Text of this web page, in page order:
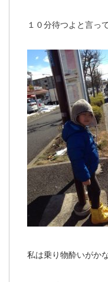
１０分待つよと言っ
私は乗り物酔いがか